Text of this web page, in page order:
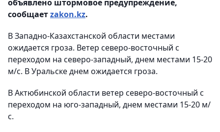
объявлено штормовое предупреждение,
сообщаетzakon.kz.
В Западно-Казахстанской области местами
ожидается гроза. Ветер северо-восточный с
переходом на северо-западный, днем местами 15-20
м/с. В Уральске днем ожидается гроза.
В Актюбинской области ветер северо-восточный с
переходом на юго-западный, днем местами 15-20 м/
с.